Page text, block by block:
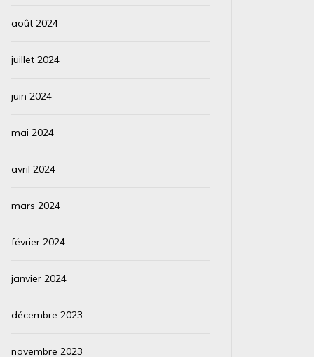
août 2024
juillet 2024
juin 2024
mai 2024
avril 2024
mars 2024
février 2024
janvier 2024
décembre 2023
novembre 2023